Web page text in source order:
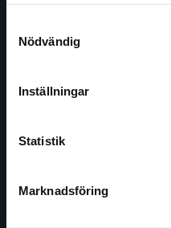
Nödvändig
Inställningar
Statistik
Marknadsföring
studentlitteratur.se
Vi erbjuder inte
att kunna slutföra ett
informationstjänster i
Kontakta oss
Kontakta oss
Postadress: